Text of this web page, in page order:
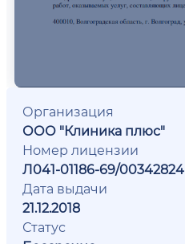
Организация
ООО "Клиника плюс"
Номер лицензии
Л041-01186-69/00342824
Дата выдачи
21.12.2018
Статус